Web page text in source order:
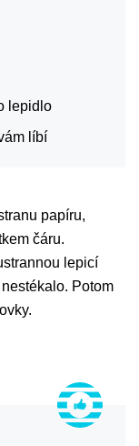
lepidlo
líbí
papíru,
čáru.
lepicí
Potom